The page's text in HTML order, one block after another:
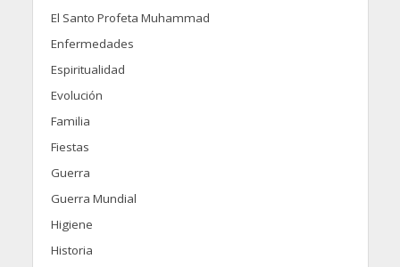
El Santo Profeta Muhammad
Enfermedades
Espiritualidad
Evolución
Familia
Fiestas
Guerra
Guerra Mundial
Higiene
Historia